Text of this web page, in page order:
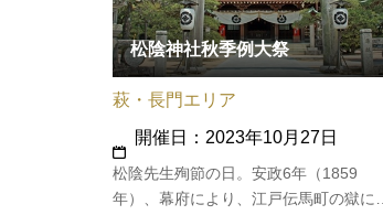
松陰神社秋季例大祭
松陰先生殉節の日。安政6年（1859
年）、幕府により、江戸伝馬町の獄にて
萩・長門エリア
開催日：2023年10月27日